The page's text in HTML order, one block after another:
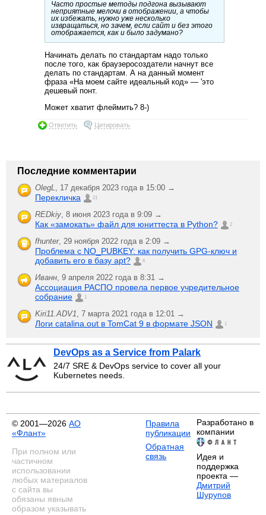
Часто простые методы подгона вызывают
неприятные мелочи в отображении, а чтобы
их избежать, нужно уже несколько
извращаться, но зачем, если сайт и без этого
отображается, как и было задумано?
Начинать делать по стандартам надо только
после того, как браузеросоздатели начнут все
делать по стандартам. А на данный момент
фраза «На моем сайте идеальный код» — 'это
дешевый понт.
Может хватит флеймить? 8-)
Ответить Цитировать
Последние комментарии
OlegL, 17 декабря 2023 года в 15:00 →
Перекличка 21
REDkiy, 8 июня 2023 года в 9:09 →
Как «замокать» файл для юниттеста в Python? 2
fhunter, 29 ноября 2022 года в 2:09 →
Проблема с NO_PUBKEY: как получить GPG-ключ и
добавить его в базу apt?
6
Иванн, 9 апреля 2022 года в 8:31 →
Ассоциация РАСПО провела первое учредительное
собрание
1
Kiri11.ADV1, 7 марта 2021 года в 12:01 →
Логи catalina.out в TomCat 9 в формате JSON 1
DevOps as a Service from Palark
24/7 SRE & DevOps service to cover all your
Kubernetes needs.
© 2001—2026 АО
«Флант»
При полном или
частичном
использовании
любых материалов
с сайта вы
обязаны явным
образом указывать
Правила
публикации
Обратная
связь
Разработано в
компании
Идея и
поддержка
проекта —
Дмитрий
Шурупов